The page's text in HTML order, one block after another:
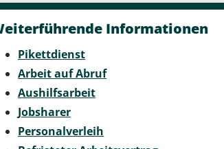
Informationen
Pikettdienst
Arbeit auf Abruf
Aushilfsarbeit
Jobsharer
Personalverleih